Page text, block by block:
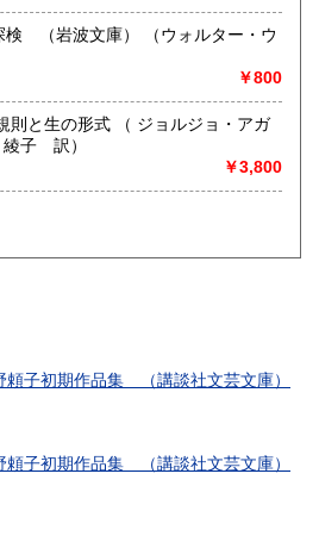
庫） （ウォルター・ウ
￥800
子 訳）
￥3,800
子初期作品集 （講談社文芸文庫）
子初期作品集 （講談社文芸文庫）